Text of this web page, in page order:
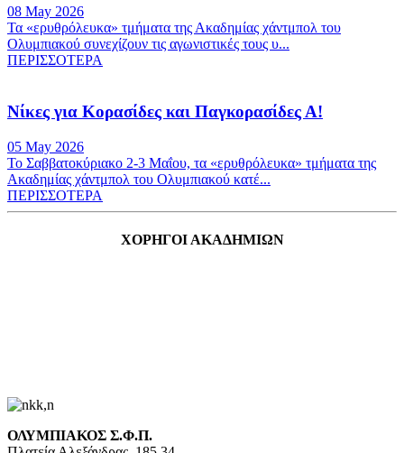
08 May 2026
Τα «ερυθρόλευκα» τμήματα της Ακαδημίας χάντμπολ του
Ολυμπιακού συνεχίζουν τις αγωνιστικές τους υ...
ΠΕΡΙΣΣΟΤΕΡΑ
Νίκες για Κορασίδες και Παγκορασίδες Α!
05 May 2026
Το Σαββατοκύριακο 2-3 Μαΐου, τα «ερυθρόλευκα» τμήματα της
Ακαδημίας χάντμπολ του Ολυμπιακού κατέ...
ΠΕΡΙΣΣΟΤΕΡΑ
ΧΟΡΗΓΟΙ ΑΚΑΔΗΜΙΩΝ
ΟΛΥΜΠΙΑΚΟΣ Σ.Φ.Π.